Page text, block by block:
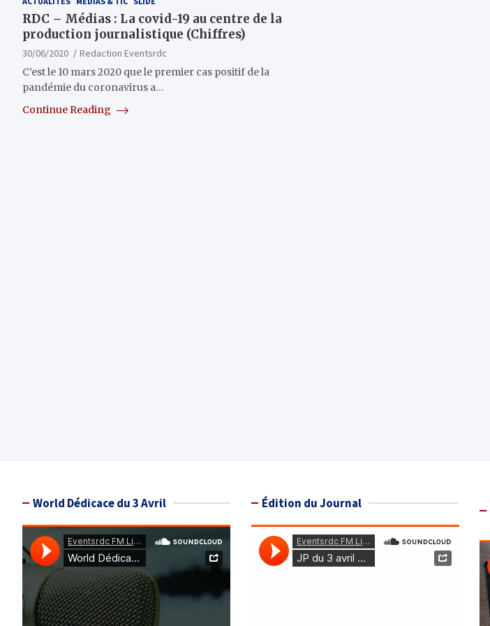
RDC – Médias : La covid-19 au centre de la
production journalistique (Chiffres)
30/06/2020
Redaction Eventsrdc
C’est le 10 mars 2020 que le premier cas positif de la
pandémie du coronavirus a…
Continue Reading
World Dédicace du 3 Avril Édition du Journal